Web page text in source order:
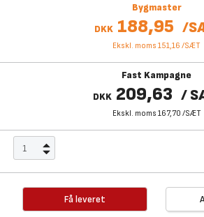
Bygmaster
DKK 188,95 /
Ekskl. moms 151,16 /SÆT
Fast Kampagne
DKK 209,63 /
Ekskl. moms 167,70 /SÆT
Få leveret